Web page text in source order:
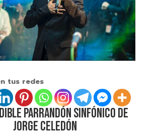
tus redes
PARRANDÓN SINFÓNICO DE
JORGE CELEDÓN